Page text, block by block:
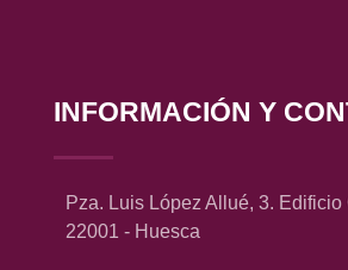
INFORMACIÓN Y
Pza. Luis López Allué, 3. Edificio
22001 - Huesca